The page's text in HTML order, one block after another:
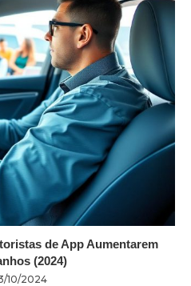
de App Aumentarem
(2024)
10/2024